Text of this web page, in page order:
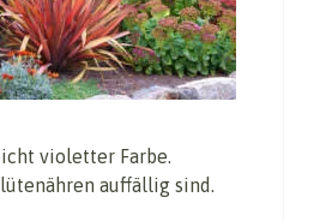
violetter Farbe.
auffällig sind.